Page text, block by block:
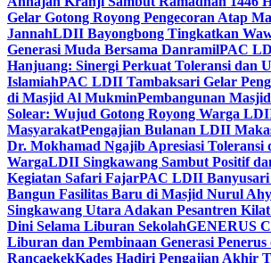
Gelar Gotong Royong Pengecoran Atap
JannahLDII Bayongbong Tingkatkan
Generasi Muda Bersama DanramilPAC
Hanjuang: Sinergi Perkuat Toleransi dan
IslamiahPAC LDII Tambaksari Gelar
di Masjid Al MukminPembangunan
Solear: Wujud Gotong Royong Warga
MasyarakatPengajian Bulanan LDII
Dr. Mokhamad Ngajib Apresiasi Toleransi
WargaLDII Singkawang Sambut Positif
Kegiatan Safari FajarPAC LDII Banyusari
Bangun Fasilitas Baru di Masjid Nurul
Singkawang Utara Adakan Pesantren
Dini Selama Liburan SekolahGENERUS
Liburan dan Pembinaan Generasi
RancaekekKades Hadiri Pengajian Akhir